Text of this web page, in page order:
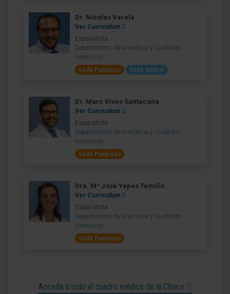
Dr. Nicolás Varela
Ver Curriculum
Especialista
Departamento de Anestesia y Cuidados
Intensivos
Sede Pamplona
Sede Madrid
Dr. Marc Vives Santacana
Ver Curriculum
Especialista
Departamento de Anestesia y Cuidados
Intensivos
Sede Pamplona
Dra. Mª José Yepes Temiño
Ver Curriculum
Especialista
Departamento de Anestesia y Cuidados
Intensivos
Sede Pamplona
Acceda a todo el cuadro médico de la Clínica